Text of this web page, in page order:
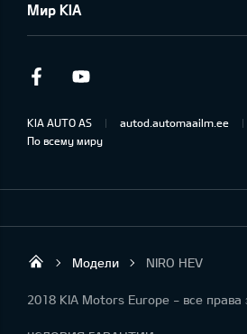
Мир KIA
Facebook
KIA AUTO AS autod.automaailm.ee
По всему миру
Salome Tartu AS
Модели NIRO HEV
2018 KIA Motors Europe - все